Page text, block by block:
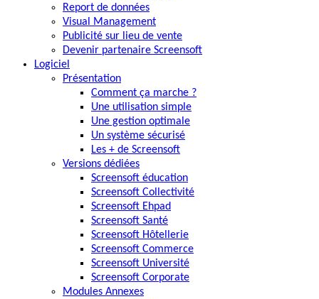
Report de données
Visual Management
Publicité sur lieu de vente
Devenir partenaire Screensoft
Logiciel
Présentation
Comment ça marche ?
Une utilisation simple
Une gestion optimale
Un système sécurisé
Les + de Screensoft
Versions dédiées
Screensoft éducation
Screensoft Collectivité
Screensoft Ehpad
Screensoft Santé
Screensoft Hôtellerie
Screensoft Commerce
Screensoft Université
Screensoft Corporate
Modules Annexes